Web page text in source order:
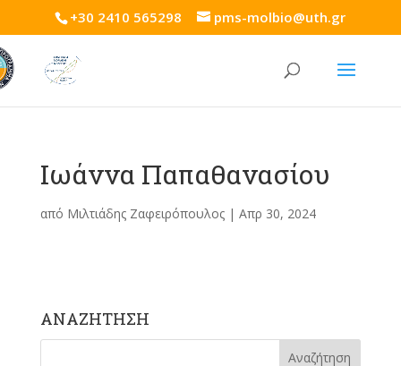
+30 2410 565298 pms-molbio@uth.gr
Ιωάννα Παπαθανασίου
από Μιλτιάδης Ζαφειρόπουλος| Απρ 30, 2024
ΑΝΑΖΗΤΗΣΗ